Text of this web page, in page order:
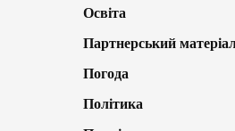
Освіта
Партнерський
Погода
Політика